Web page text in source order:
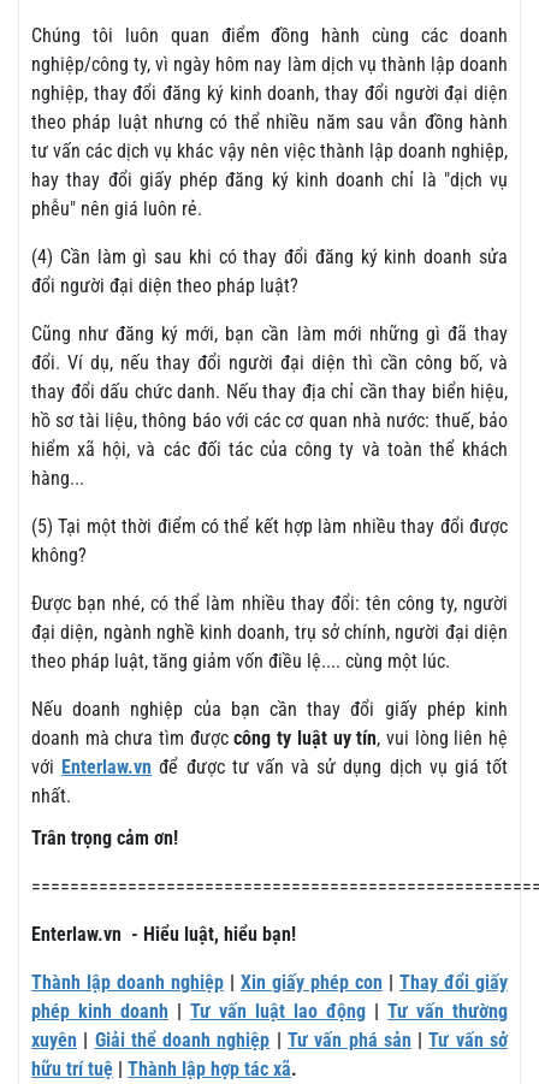
Chúng tôi luôn quan điểm đồng hành cùng các doanh
nghiệp/công ty, vì ngày hôm nay làm dịch vụ thành lập doanh
nghiệp, thay đổi đăng ký kinh doanh, thay đổi người đại diện
theo pháp luật nhưng có thể nhiều năm sau vẫn đồng hành
tư vấn các dịch vụ khác vậy nên việc thành lập doanh nghiệp,
hay thay đổi giấy phép đăng ký kinh doanh chỉ là "dịch vụ
phễu" nên giá luôn rẻ.
(4) Cần làm gì sau khi có thay đổi đăng ký kinh doanh sửa
đổi người đại diện theo pháp luật?
Cũng như đăng ký mới, bạn cần làm mới những gì đã thay
đổi. Ví dụ, nếu thay đổi người đại diện thì cần công bố, và
thay đổi dấu chức danh. Nếu thay địa chỉ cần thay biển hiệu,
hồ sơ tài liệu, thông báo với các cơ quan nhà nước: thuế, bảo
hiểm xã hội, và các đối tác của công ty và toàn thể khách
hàng...
(5) Tại một thời điểm có thể kết hợp làm nhiều thay đổi được
không?
Được bạn nhé, có thể làm nhiều thay đổi: tên công ty, người
đại diện, ngành nghề kinh doanh, trụ sở chính, người đại diện
theo pháp luật, tăng giảm vốn điều lệ.... cùng một lúc.
Nếu doanh nghiệp của bạn cần thay đổi giấy phép kinh
doanh mà chưa tìm đượccông ty luật uy tín, vui lòng liên hệ
với Enterlaw.vn để được tư vấn và sử dụng dịch vụ giá tốt
nhất.
Trân trọng cảm ơn!
Enterlaw.vn - Hiểu luật, hiểu bạn!
Thành lập doanh nghiệp | Xin giấy phép con | Thay đổi giấy
phép kinh doanh | Tư vấn luật lao động | Tư vấn thường
xuyên | Giải thể doanh nghiệp |Tư vấn phá sản |Tư vấn sở
hữu trí tuệ | Thành lập hợp tác xã.